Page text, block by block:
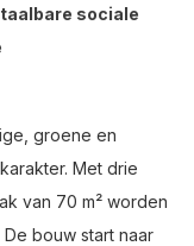
sociale
groene en
Met drie
van 70 m² worden
bouw start naar